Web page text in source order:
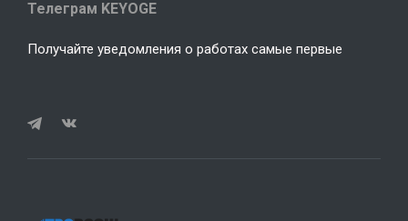
Телеграм KEYOGE
Получайте уведомления о работах самые первые